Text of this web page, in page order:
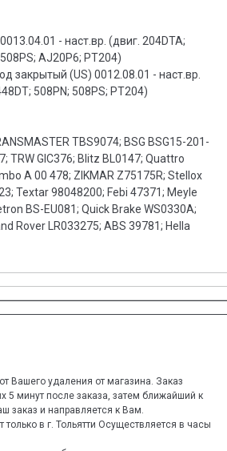
0013.04.01 - наст.вр. (двиг. 204DTA;
AJ20P6; PT204)
закрытый (US) 0012.08.01 - наст.вр.
508PN; 508PS; PT204)
TBS9074; BSG BSG15-201-
TRW GIC376; Blitz BL0147; Quattro
A 00 478; ZIKMAR Z75175R; Stellox
Textar 98048200; Febi 47371; Meyle
BS-EU081; Quick Brake WS0330A;
Rover LR033275; ABS 39781; Hella
Вашего удаления от магазина. Заказ
5 минут после заказа, затем ближайший к
заказ и направляется к Вам.
только в г. Тольятти Осуществляется в часы